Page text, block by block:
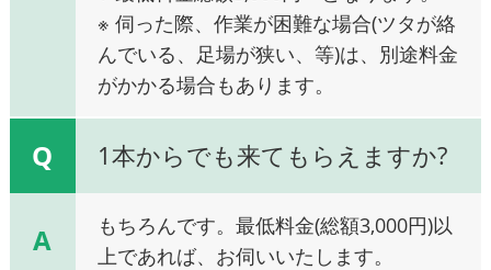
※ 伺った際、作業が困難な場合(ツタが絡
んでいる、足場が狭い、等)は、別途料金
がかかる場合もあります。
Q 1本からでも来てもらえますか?
A
もちろんです。最低料金(総額3,000円)以
上であれば、お伺いいたします。